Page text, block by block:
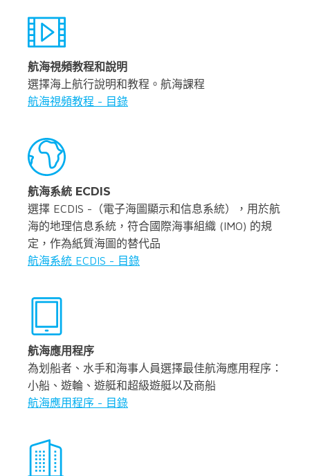
航海視頻教程和說明
選擇海上航行說明和教程。航海課程
航海視頻教程 - 目錄
航海系統 ECDIS
選擇 ECDIS -（電子海圖顯示和信息系統），用於航
海的地理信息系統，符合國際海事組織 (IMO) 的規
定，作為紙質海圖的替代品
航海系統 ECDIS - 目錄
航海應用程序
為划船者、水手和海事人員選擇最佳航海應用程序：
小船、遊輪、遊艇和超級遊艇以及商船
航海應用程序 - 目錄